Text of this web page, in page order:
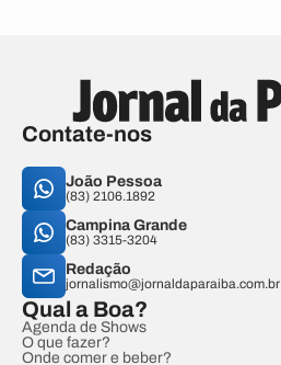
Contate-nos
João Pessoa
(83) 2106.1892
Campina Grande
(83) 3315-3204
Redação
jornalismo@jornaldaparaiba.com.br
Qual a Boa?
Agenda de Shows
O que fazer?
Onde comer e beber?